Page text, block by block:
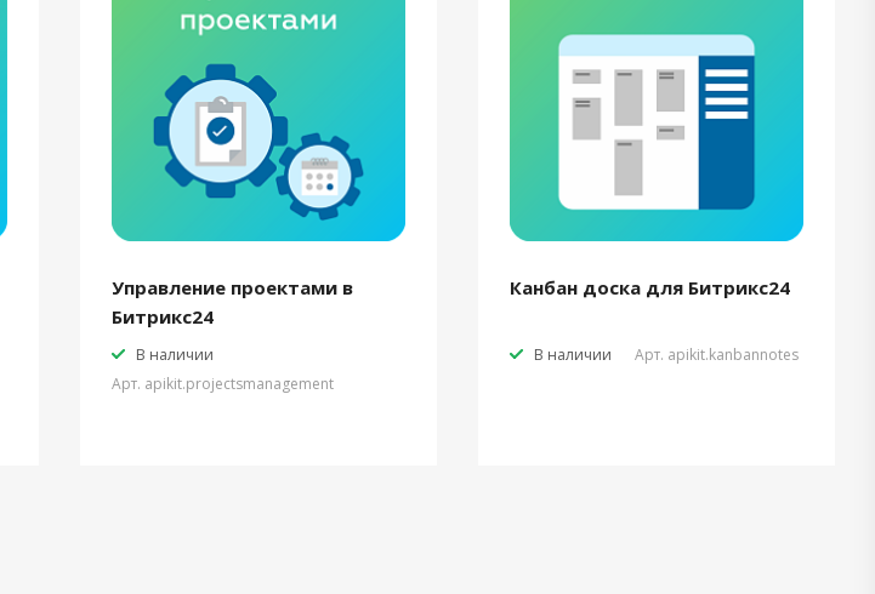
Управление проектами в
Битрикс24
В наличии
Арт. apikit.projectsmanagement
Канбан доска для Битрикс24
В наличии Арт. apikit.kanbannotes